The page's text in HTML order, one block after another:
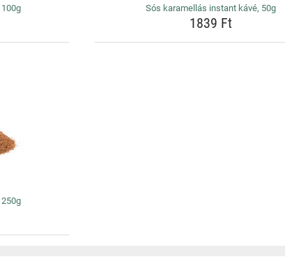
Sós karamellás instant kávé, 50g
1839 Ft